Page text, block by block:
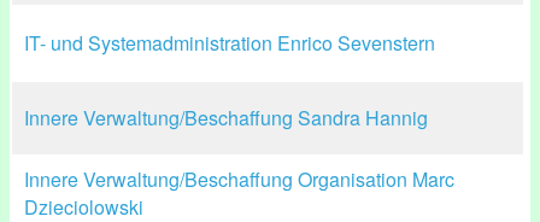
IT- und Systemadministration Enrico Sevenstern
Innere Verwaltung/Beschaffung Sandra Hannig
Innere Verwaltung/Beschaffung Organisation Marc
Dzieciolowski